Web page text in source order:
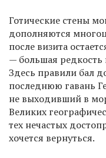
Готические стены
дополняются
после визита
— большая редкость
Здесь правили бал
последнюю гавань
не выходивший в
Великих
тех нечастых
хочется вернуться.